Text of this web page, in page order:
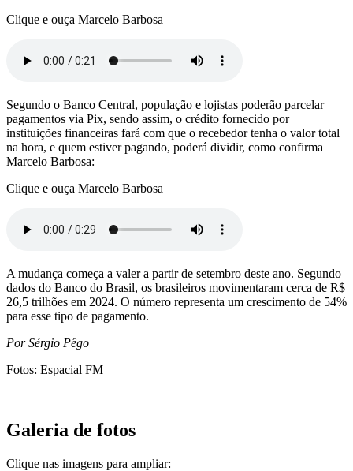
Clique e ouça Marcelo Barbosa
Segundo o Banco Central, população e lojistas poderão parcelar
pagamentos via Pix, sendo assim, o crédito fornecido por
instituições financeiras fará com que o recebedor tenha o valor total
na hora, e quem estiver pagando, poderá dividir, como confirma
Marcelo Barbosa:
Clique e ouça Marcelo Barbosa
A mudança começa a valer a partir de setembro deste ano. Segundo
dados do Banco do Brasil, os brasileiros movimentaram cerca de R$
26,5 trilhões em 2024. O número representa um crescimento de 54%
para esse tipo de pagamento.
Por Sérgio Pêgo
Fotos: Espacial FM
Galeria de fotos
Clique nas imagens para ampliar: